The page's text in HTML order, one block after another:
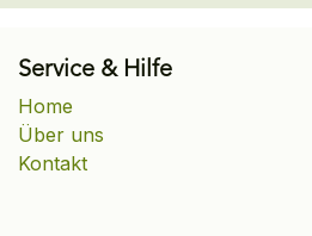
Service & Hilfe
Home
Über uns
Kontakt